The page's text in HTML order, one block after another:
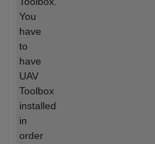
You
have
to
have
UAV
Toolbox
installed
in
order